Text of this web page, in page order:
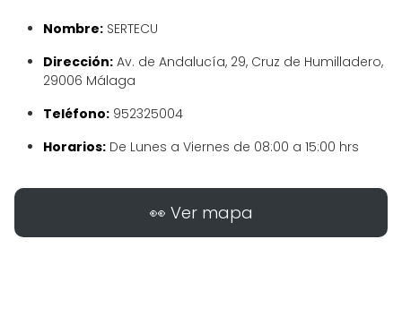
Nombre: SERTECU
Dirección: Av. de Andalucía, 29, Cruz de Humilladero,
29006 Málaga
Teléfono: 952325004
Horarios: De Lunes a Viernes de 08:00 a 15:00 hrs
👀 Ver mapa